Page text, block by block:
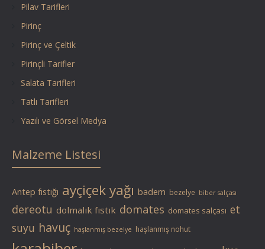
Pilav Tarifleri
Pirinç
Pirinç ve Çeltik
Pirinçli Tarifler
Salata Tarifleri
Tatlı Tarifleri
Yazılı ve Görsel Medya
Malzeme Listesi
Antep fıstığı ayçiçek yağı badem bezelye biber salçası
dereotu dolmalık fıstık domates domates salçası et
suyu havuç haşlanmış bezelye haşlanmış nohut